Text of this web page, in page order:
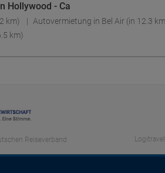
Hollywood - Ca
km) Autovermietung in Bel Air (in 12.3
km)
Reiseverband